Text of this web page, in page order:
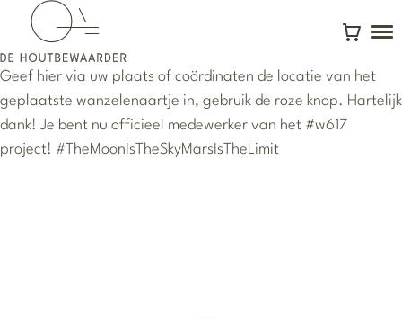
Geef hier via uw plaats of coördinaten de locatie van het
geplaatste wanzelenaartje in, gebruik de roze knop. Hartelijk
dank! Je bent nu officieel medewerker van het #w617
project! #TheMoonIsTheSkyMarsIsTheLimit